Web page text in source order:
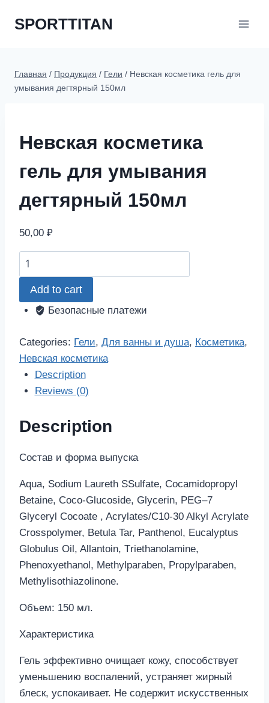
SPORTTITAN
Главная / Продукция / Гели / Невская косметика гель для
умывания дегтярный 150мл
Невская косметика
гель для умывания
дегтярный 150мл
50,00 ₽
Невская
косметика
гель
для
дегтярный
150мл
quantity
Add to cart
Безопасные платежи
Categories: Гели, Для ванны и душа, Косметика,
Невская косметика
Description
Reviews (0)
Description
Состав и форма выпуска
Aqua, Sodium Laureth SSulfate, Cocamidopropyl
Betaine, Coco-Glucoside, Glycerin, PEG–7
Glyceryl Cocoate , Acrylates/C10-30 Alkyl Аcrylate
Crosspolymer, Betula Tar, Panthenol, Eucalyptus
Globulus Oil, Allantoin, Тriethanolamine,
Phenoxyethanol, Methylparaben, Propylparaben,
Methylisothiazolinone.
Объем: 150 мл.
Характеристика
Гель эффективно очищает кожу, способствует
уменьшению воспалений, устраняет жирный
блеск, успокаивает. Не содержит искусственных